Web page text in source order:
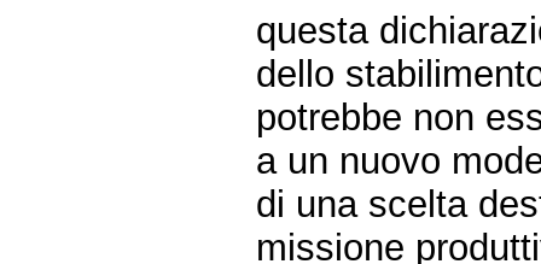
questa
dello
potrebbe non
a un nuovo
di una scelta
missione